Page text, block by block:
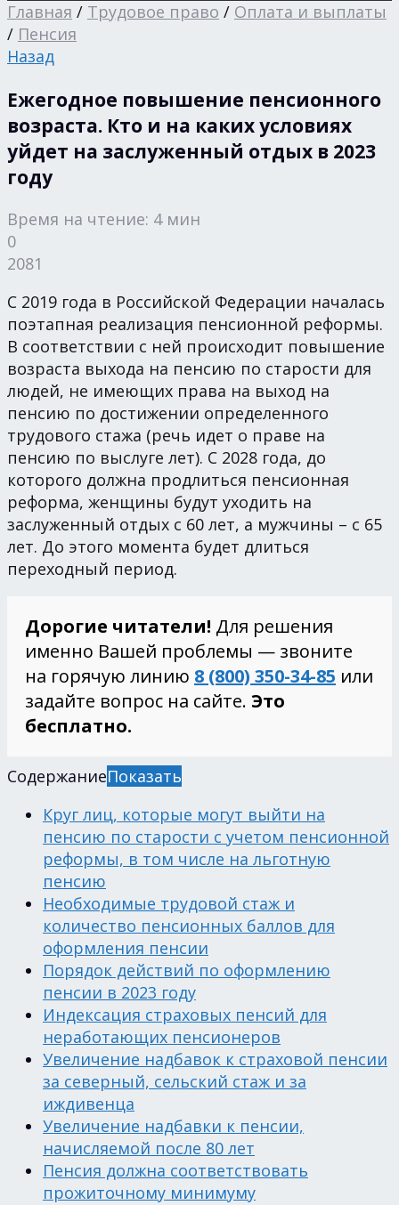
Главная / Трудовое право / Оплата и выплаты
/ Пенсия
Назад
Ежегодное повышение пенсионного
возраста. Кто и на каких условиях
уйдет на заслуженный отдых в 2023
году
Время на чтение: 4 мин
0
2081
С 2019 года в Российской Федерации началась
поэтапная реализация пенсионной реформы.
В соответствии с ней происходит повышение
возраста выхода на пенсию по старости для
людей, не имеющих права на выход на
пенсию по достижении определенного
трудового стажа (речь идет о праве на
пенсию по выслуге лет). С 2028 года, до
которого должна продлиться пенсионная
реформа, женщины будут уходить на
заслуженный отдых с 60 лет, а мужчины – с 65
лет. До этого момента будет длиться
переходный период.
Дорогие читатели! Для решения
именно Вашей проблемы — звоните
на горячую линию 8 (800) 350-34-85 или
задайте вопрос на сайте. Это
бесплатно.
СодержаниеПоказать
Круг лиц, которые могут выйти на
пенсию по старости с учетом пенсионной
реформы, в том числе на льготную
пенсию
Необходимые трудовой стаж и
количество пенсионных баллов для
оформления пенсии
Порядок действий по оформлению
пенсии в 2023 году
Индексация страховых пенсий для
неработающих пенсионеров
Увеличение надбавок к страховой пенсии
за северный, сельский стаж и за
иждивенца
Увеличение надбавки к пенсии,
начисляемой после 80 лет
Пенсия должна соответствовать
прожиточному минимуму